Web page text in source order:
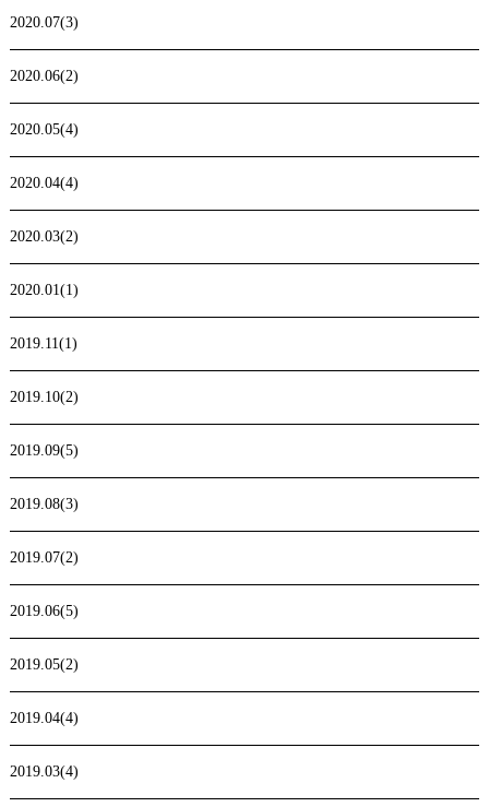
2020.07(3)
2020.06(2)
2020.05(4)
2020.04(4)
2020.03(2)
2020.01(1)
2019.11(1)
2019.10(2)
2019.09(5)
2019.08(3)
2019.07(2)
2019.06(5)
2019.05(2)
2019.04(4)
2019.03(4)